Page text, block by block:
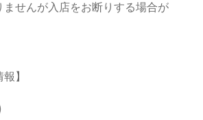
ませんが⼊店をお断りする場合が
】